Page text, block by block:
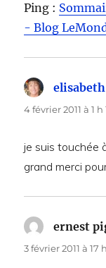
Ping :
- Blog
elisabeth
4 février 2011 à 1
je suis touchée
grand merci
ernest
3 février 2011 à 17